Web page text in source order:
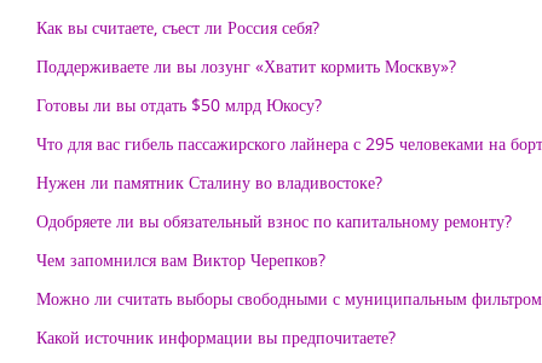
Как вы считаете, съест ли Россия себя?
Поддерживаете ли вы лозунг «Хватит кормить Москву»?
Готовы ли вы отдать $50 млрд Юкосу?
Что для вас гибель пассажирского лайнера с 295 человеками на
Нужен ли памятник Сталину во владивостоке?
Одобряете ли вы обязательный взнос по капитальному ремонту?
Чем запомнился вам Виктор Черепков?
Можно ли считать выборы свободными с муниципальным
Какой источник информации вы предпочитаете?